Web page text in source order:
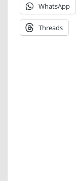
WhatsApp
Threads